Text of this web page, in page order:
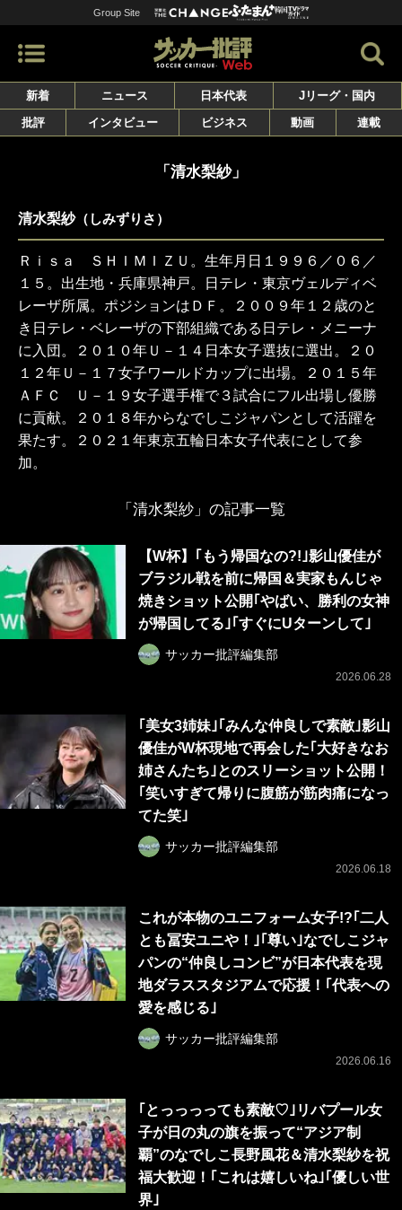
Group Site
新着 ニュース 日本代表
Jリーグ・国内
批評
インタビュー ビジネス 動画 連載
「清水梨紗」
清水梨紗（しみずりさ）
Ｒｉｓａ ＳＨＩＭＩＺＵ。生年月日１９９６／０６／
１５。出生地・兵庫県神戸。日テレ・東京ヴェルディベ
レーザ所属。ポジションはＤＦ。２００９年１２歳のと
き日テレ・ベレーザの下部組織である日テレ・メニーナ
に入団。２０１０年Ｕ－１４日本女子選抜に選出。２０
１２年Ｕ－１７女子ワールドカップに出場。２０１５年
ＡＦＣ Ｕ－１９女子選手権で３試合にフル出場し優勝
に貢献。２０１８年からなでしこジャパンとして活躍を
果たす。２０２１年東京五輪日本女子代表にとして参
加。
「清水梨紗」の記事一覧
【W杯】｢もう帰国なの?!｣影山優佳が
ブラジル戦を前に帰国＆実家もんじゃ
焼きショット公開｢やばい、勝利の女神
が帰国してる｣｢すぐにUターンして｣
サッカー批評編集部
2026.06.28
｢美女3姉妹｣｢みんな仲良しで素敵｣影山
優佳がW杯現地で再会した｢大好きなお
姉さんたち｣とのスリーショット公開！
｢笑いすぎて帰りに腹筋が筋肉痛になっ
てた笑｣
サッカー批評編集部
2026.06.18
これが本物のユニフォーム女子!?｢二人
とも冨安ユニや！｣｢尊い｣なでしこジャ
パンの“仲良しコンビ”が日本代表を現
地ダラススタジアムで応援！｢代表への
愛を感じる｣
サッカー批評編集部
2026.06.16
｢とっっっっても素敵♡｣リバプール女
子が日の丸の旗を振って“アジア制
覇”のなでしこ長野風花＆清水梨紗を祝
福大歓迎！｢これは嬉しいね｣｢優しい世
界｣